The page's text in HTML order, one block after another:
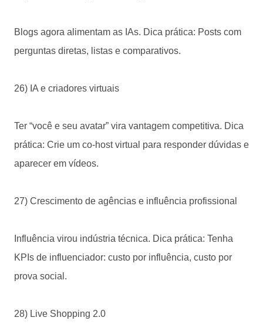
Blogs agora alimentam as IAs. Dica prática: Posts com
perguntas diretas, listas e comparativos.
26) IA e criadores virtuais
Ter “você e seu avatar” vira vantagem competitiva. Dica
prática: Crie um co-host virtual para responder dúvidas e
aparecer em vídeos.
27) Crescimento de agências e influência profissional
Influência virou indústria técnica. Dica prática: Tenha
KPIs de influenciador: custo por influência, custo por
prova social.
28) Live Shopping 2.0